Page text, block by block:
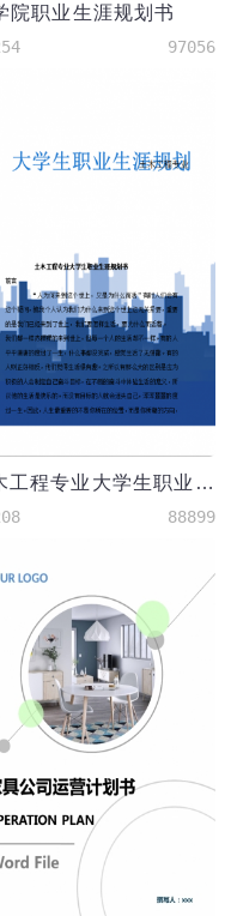
院职业生涯规划书
97056
土木工程专业大学生职业生涯规划书
88899